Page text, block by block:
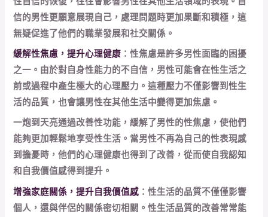
信的男性更願意展現自己，處理問題時更加果斷和積極，這
無疑促進了他們的職業發展和社交關係。
緩解性焦慮，提升心理健康 ：性焦慮是許多男性面臨的困擾
之一。由於對自身性能力的不自信，男性可能會在性生活之
前或過程中產生極大的心理壓力。這種壓力不僅影響到性生
活的品質，也會讓男性在其他生活中變得更加焦慮。
一炮到天亮通過改善性功能，緩解了男性的性焦慮，使他們
能夠更加輕鬆地享受性生活。當男性不再為自己的性表現感
到擔憂時，他們的心理健康也得到了改善，從而使自我認知
和自我價值感得到提升。
增強家庭關係，提升自我價值感 ：性生活的品質不僅僅影響
個人，還與伴侶的關係密切相關。性生活品質的改善常常能